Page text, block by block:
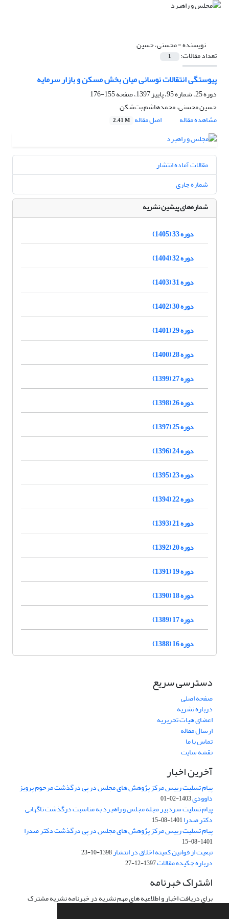
نویسنده =محسنی، حسین
تعداد مقالات: 1
پیوستگی انتقالات نوسانی میان بخش مسکن و بازار سرمایه
دوره 25، شماره 95، پاییز 1397، صفحه
155-176
حسین محسنی، محمدهاشم بت‌شکن
مشاهده مقاله
اصل مقاله 2.41 M
مقالات آماده انتشار
شماره جاری
شماره‌های پیشین نشریه
دوره 33 (1405)
دوره 32 (1404)
دوره 31 (1403)
دوره 30 (1402)
دوره 29 (1401)
دوره 28 (1400)
دوره 27 (1399)
دوره 26 (1398)
دوره 25 (1397)
دوره 24 (1396)
دوره 23 (1395)
دوره 22 (1394)
دوره 21 (1393)
دوره 20 (1392)
دوره 19 (1391)
دوره 18 (1390)
دوره 17 (1389)
دوره 16 (1388)
دسترسی سریع
صفحه اصلی
درباره نشریه
اعضای هیات تحریریه
ارسال مقاله
تماس با ما
نقشه سایت
آخرین اخبار
پیام تسلیت رییس مرکز پژوهش های مجلس در پی درگذشت مرحوم پرویز
داوودی1403-02-01
پیام تسلیت سردبیر مجله مجلس و راهبرد به مناسبت درگذشت ناگهانی
دکتر صدرا1401-08-15
پیام تسلیت رییس مرکز پژوهش های مجلس در پی درگذشت دکتر صدرا
1401-08-15
تبعیت از قوانین کمیته اخلاق در انتشار1398-10-23
درباره چکیده مقالات1397-12-27
اشتراک خبرنامه
برای دریافت اخبار و اطلاعیه های مهم نشریه در خبرنامه نشریه مشترک